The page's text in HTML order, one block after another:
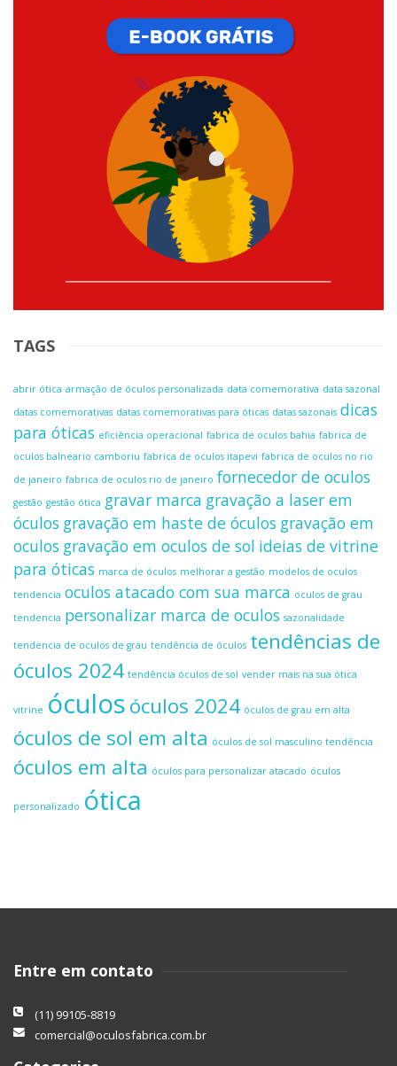
TAGS
abrir ótica armação de óculos personalizada data comemorativa data sazonal
datas comemorativas datas comemorativas para óticas datas sazonais dicas
para óticas eficiência operacional fabrica de oculos bahia fabrica de
oculos balneario camboriu fabrica de oculos itapevi fabrica de oculos no rio
de janeiro fabrica de oculos rio de janeiro fornecedor de oculos
gestão gestão ótica gravar marca gravação a laser em
óculos gravação em haste de óculos gravação em
oculos gravação em oculos de sol ideias de vitrine
para óticas marca de óculos melhorar a gestão modelos de oculos
tendencia oculos atacado com sua marca oculos de grau
tendencia personalizar marca de oculos sazonalidade
tendencia de oculos de grau tendência de óculos tendências de
óculos 2024 tendência óculos de sol vender mais na sua ótica
vitrine óculosóculos 2024 óculos de grau em alta
óculos de sol em alta óculos de sol masculino tendência
óculos em alta óculos para personalizar atacado óculos
personalizado ótica
Entre em contato
(11) 99105-8819
comercial@oculosfabrica.com.br